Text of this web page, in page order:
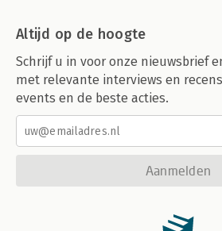
Altijd op de hoogte
Schrijf u in voor onze nieuwsbrief
met relevante interviews en
events en de beste acties.
Aanmelden